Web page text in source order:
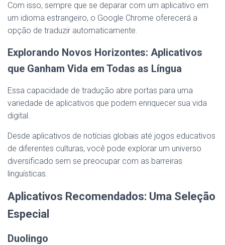
Com isso, sempre que se deparar com um aplicativo em
um idioma estrangeiro, o Google Chrome oferecerá a
opção de traduzir automaticamente.
Explorando Novos Horizontes: Aplicativos
que Ganham Vida em Todas as Língua
Essa capacidade de tradução abre portas para uma
variedade de aplicativos que podem enriquecer sua vida
digital.
Desde aplicativos de notícias globais até jogos educativos
de diferentes culturas, você pode explorar um universo
diversificado sem se preocupar com as barreiras
linguísticas.
Aplicativos Recomendados: Uma Seleção
Especial
Duolingo